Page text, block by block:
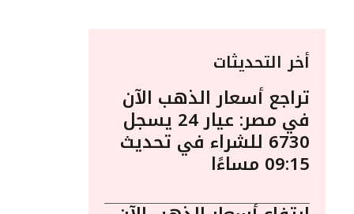
أخر التحديثات
تراجع أسعار الذهب الآن
في مصر: عيار 24 يسجل
6730 للشراء في تحديث
09:15 مساءًا